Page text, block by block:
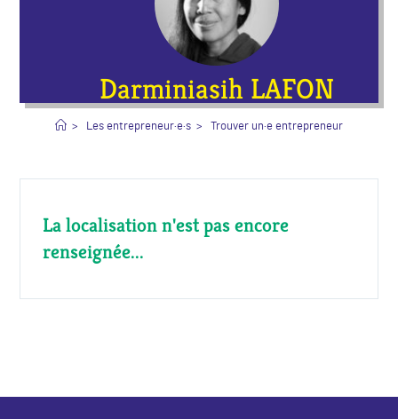
Darminiasih LAFON
> Les entrepreneur·e·s > Trouver un·e entrepreneur·e
La localisation n'est pas encore
renseignée...